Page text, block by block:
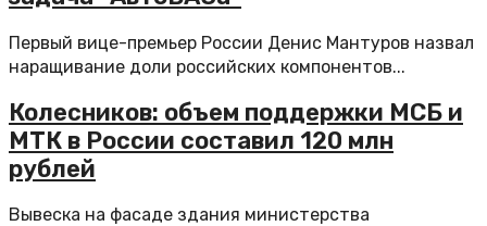
Первый вице-премьер России Денис Мантуров назвал
наращивание доли российских компонентов...
Колесников: объем поддержки МСБ и
МТК в России составил 120 млн
рублей
Вывеска на фасаде здания министерства